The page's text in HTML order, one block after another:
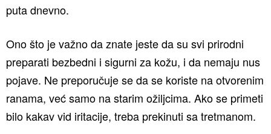
puta dnevno.
Ono što je važno da znate jeste da su svi prirodni
preparati bezbedni i sigurni za kožu, i da nemaju nus
pojave. Ne preporučuje se da se koriste na otvorenim
ranama, već samo na starim ožiljcima. Ako se primeti
bilo kakav vid iritacije, treba prekinuti sa tretmanom.